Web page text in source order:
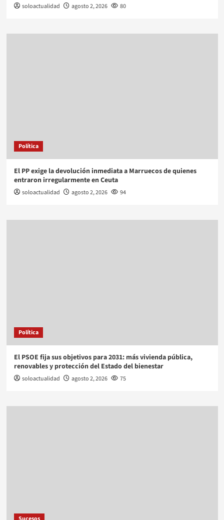
soloactualidad agosto 2, 2026 80
Política
El PP exige la devolución inmediata a Marruecos de quienes
entraron irregularmente en Ceuta
soloactualidad agosto 2, 2026 94
Política
El PSOE fija sus objetivos para 2031: más vivienda pública,
renovables y protección del Estado del bienestar
soloactualidad agosto 2, 2026 75